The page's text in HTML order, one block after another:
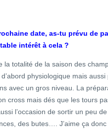
date, as-tu prévu de
intérêt à cela ?
la totalité de la saison des
physiologique mais
avec un gros niveau. La
cross mais dés que les tours
l’occasion de sortir un peu
des butes…. J’aime ça